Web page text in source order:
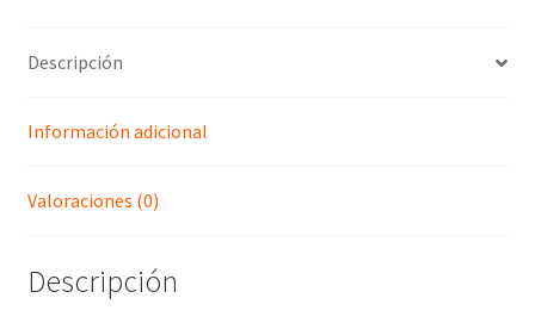
Descripción
Información adicional
Valoraciones (0)
Descripción